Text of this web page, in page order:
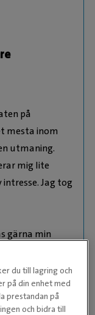
på
mesta inom
utmaning.
mig lite
Jag tog
gärna min
att dela
med
du till lagring och
på din enhet med
prestandan på
och bidra till